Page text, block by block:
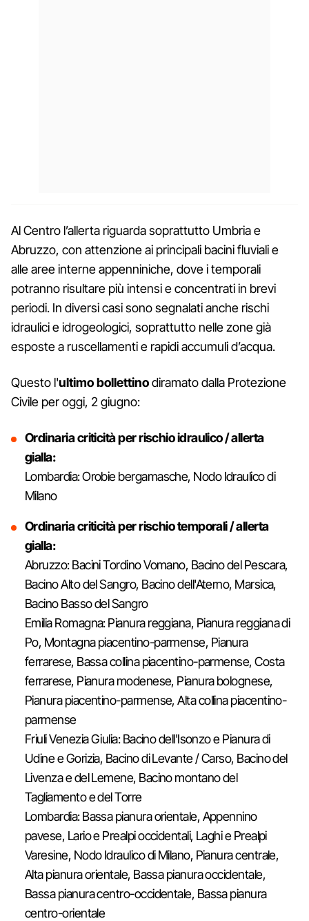
Al Centro l’allerta riguarda soprattutto Umbria e
Abruzzo, con attenzione ai principali bacini fluviali e
alle aree interne appenniniche, dove i temporali
potranno risultare più intensi e concentrati in brevi
periodi. In diversi casi sono segnalati anche rischi
idraulici e idrogeologici, soprattutto nelle zone già
esposte a ruscellamenti e rapidi accumuli d’acqua.
Questo l'ultimo bollettinodiramato dalla Protezione
Civile per oggi, 2 giugno:
Ordinaria criticità per rischio idraulico / allerta
gialla:
Lombardia: Orobie bergamasche, Nodo Idraulico di
Milano
Ordinaria criticità per rischio temporali / allerta
gialla:
Abruzzo: Bacini Tordino Vomano, Bacino del Pescara,
Bacino Alto del Sangro, Bacino dell'Aterno, Marsica,
Bacino Basso del Sangro
Emilia Romagna: Pianura reggiana, Pianura reggiana di
Po, Montagna piacentino-parmense, Pianura
ferrarese, Bassa collina piacentino-parmense, Costa
ferrarese, Pianura modenese, Pianura bolognese,
Pianura piacentino-parmense, Alta collina piacentino-
parmense
Friuli Venezia Giulia: Bacino dell'Isonzo e Pianura di
Udine e Gorizia, Bacino di Levante / Carso, Bacino del
Livenza e del Lemene, Bacino montano del
Tagliamento e del Torre
Lombardia: Bassa pianura orientale, Appennino
pavese, Lario e Prealpi occidentali, Laghi e Prealpi
Varesine, Nodo Idraulico di Milano, Pianura centrale,
Alta pianura orientale, Bassa pianura occidentale,
Bassa pianura centro-occidentale, Bassa pianura
centro-orientale